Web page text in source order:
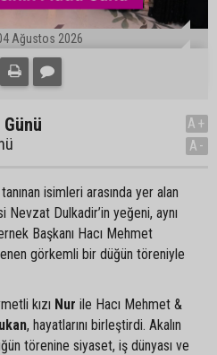
Ağustos 2026
A+
A-
isimleri arasında yer alan
Dulkadir’in yeğeni, aynı
Başkanı Hacı Mehmet
görkemli bir düğün töreniyle
kızı Nur ile Hacı Mehmet &
, hayatlarını birleştirdi. Akalın
törenine siyaset, iş dünyası ve